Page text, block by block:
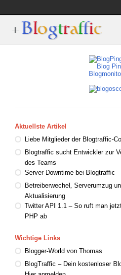
Aktuellste Artikel
Liebe Mitglieder der Blogtraffic-
Blogtraffic sucht Entwickler zur
des Teams
Server-Downtime bei Blogtraffic
Betreiberwechel, Serverumzug
Aktualisierung
Twitter API 1.1 – So ruft man
PHP ab
Wichtige Links
Blogger-World von Thomas
BlogTraffic – Dein kostenloser